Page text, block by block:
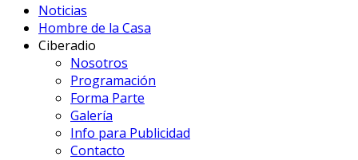
Noticias
Hombre de la Casa
Ciberadio
Nosotros
Programación
Forma Parte
Galería
Info para Publicidad
Contacto